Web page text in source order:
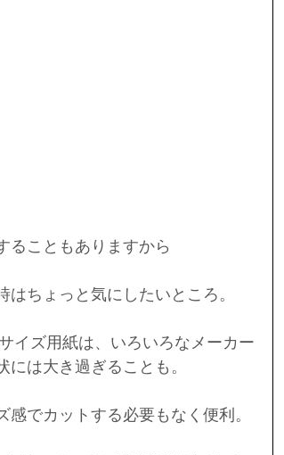
ることもありますから
はちょっと気にしたいところ。
イズ用紙は、いろいろなメーカー
は大き過ぎることも。
でカットする必要もなく便利。